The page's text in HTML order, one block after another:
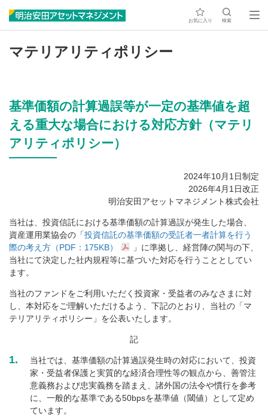
お気に入り 検索
マテリアリティポリシー
基準価額の計算過誤等が一定の基準値を超
える重大な場合における対応方針（マテリ
アリティポリシー）
2024年10月1日制定
2026年4月1日改正
明治安田アセットマネジメント株式会社
当社は、投資信託における基準価額の計算過誤が発生した場合、
資産運用業協会の「投資信託の基準価額の受託者一者計算を行う
際の考え方（PDF：175KB）
」に準拠し、経営陣の関与の下、
当社にて決定した社内規程等に基づいた対応を行うこととしてい
ます。
当社のファンドをご利用いただく投資家・受益者のみなさまに対
し、本対応をご理解いただけるよう、下記のとおり、当社の「マ
テリアリティポリシー」を公表いたします。
記
1.
当社では、基準価額の計算過誤発生時の対応において、投資
家・受益者保護と実質的な経済合理性等の観点から、善管注
意義務および忠実義務を踏まえ、諸外国の法令や慣行を参考
に、一般的な基準である50bpsを基準値（閾値）として定め
ています。